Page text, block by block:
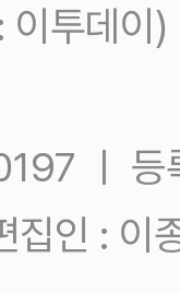
이투데
ㅣ
집인 : 이